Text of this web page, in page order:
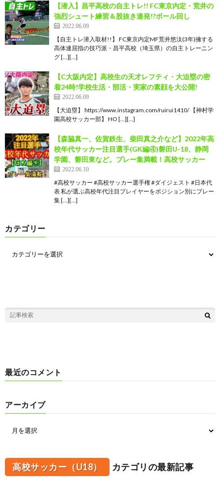
【潜入】昌平高校の自主トレ!! FC東京内定・荒井の
強烈シュート練習＆股抜き連発!?ボール回し
2022.06.09
【自主トレ潜入取材!!】 FC東京内定MF荒井悠汰(3年)擁する
高体連屈指の技巧派・昌平高校（埼玉県）の自主トレーニン
グ […][…]
【C大阪内定】高校生の天才レフティ・大迫塁の密
着24時!学校生活・部活・実家の素顔を大公開!
2022.06.09
【大迫塁】 https://www.instagram.com/ruirui1410/ 【神村学
園高校サッカー部】 HO […][…]
【森脇真一、佐賀鉄生、柴田真之介など】2022年高
校年代サッカー注目選手(GK編④)磐田U-18、静岡
学園、磐田東など。プレー集満載！高校サッカー
2022.06.10
#高校サッカー #高校サッカー選手権 #ダイジェスト #日本代
表 私が選ぶ高校年代注目プレイヤーをポジション別にプレー
集 […][…]
カテゴリー
最近のコメント
アーカイブ
高校サッカー（U18） カテゴリの最新記事